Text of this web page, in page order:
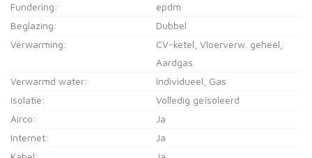
Fundering:
epdm
Beglazing:
Dubbel
Verwarming:
CV-ketel, Vloerverw. geheel,
Aardgas
Verwarmd water:
Individueel, Gas
Isolatie:
Volledig geïsoleerd
Airco:
Ja
Internet:
Ja